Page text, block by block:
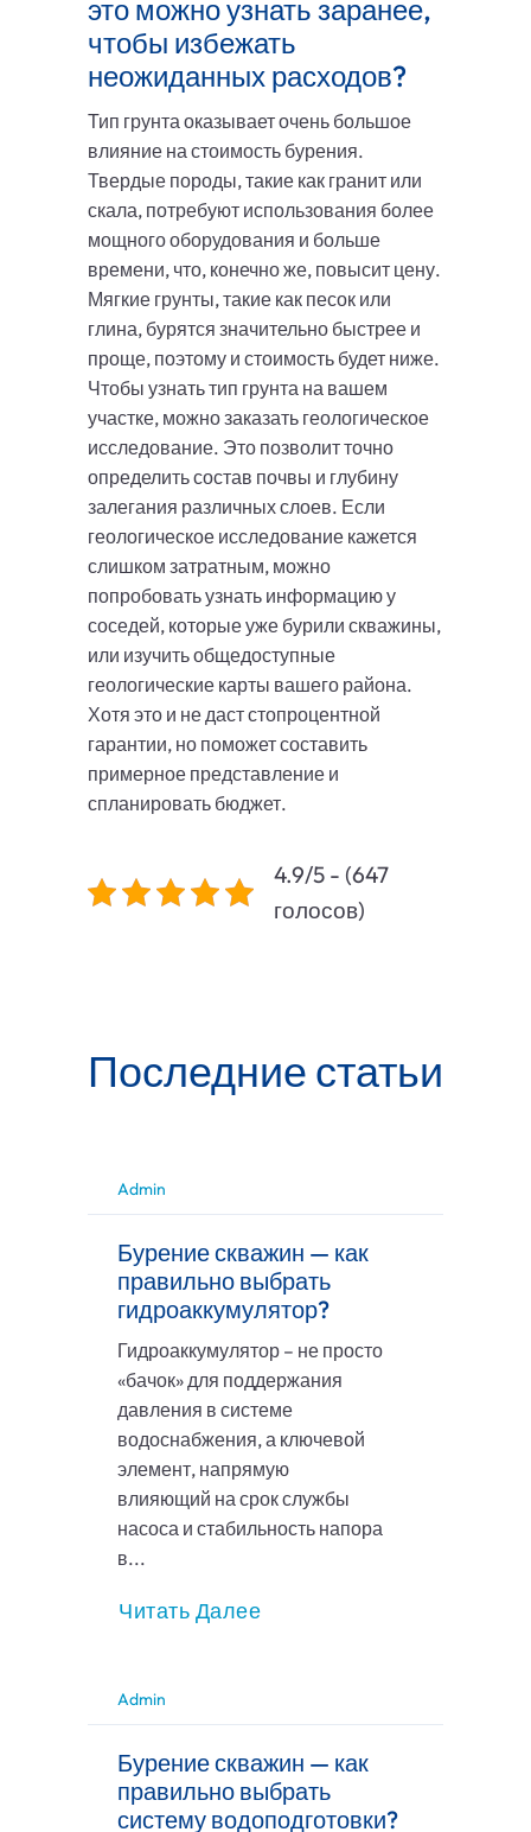
это можно узнать заранее,
чтобы избежать
неожиданных расходов?
Тип грунта оказывает очень большое
влияние на стоимость бурения.
Твердые породы, такие как гранит или
скала, потребуют использования более
мощного оборудования и больше
времени, что, конечно же, повысит цену.
Мягкие грунты, такие как песок или
глина, бурятся значительно быстрее и
проще, поэтому и стоимость будет ниже.
Чтобы узнать тип грунта на вашем
участке, можно заказать геологическое
исследование. Это позволит точно
определить состав почвы и глубину
залегания различных слоев. Если
геологическое исследование кажется
слишком затратным, можно
попробовать узнать информацию у
соседей, которые уже бурили скважины,
или изучить общедоступные
геологические карты вашего района.
Хотя это и не даст стопроцентной
гарантии, но поможет составить
примерное представление и
спланировать бюджет.
4.9/5 - (647
голосов)
Последние статьи
Admin
Бурение скважин — как
правильно выбрать
гидроаккумулятор?
Гидроаккумулятор – не просто
«бачок» для поддержания
давления в системе
водоснабжения, а ключевой
элемент, напрямую
влияющий на срок службы
насоса и стабильность напора
в...
Читать Далее
Admin
Бурение скважин — как
правильно выбрать
систему водоподготовки?